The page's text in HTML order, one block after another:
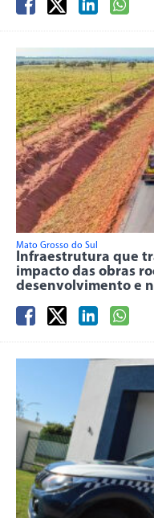
Mato Grosso do Sul
Infraestrutura que
impacto das obras
desenvolvimento e